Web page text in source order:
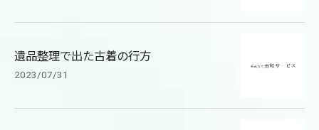
遺品整理で出た古着の行方
2023/07/31